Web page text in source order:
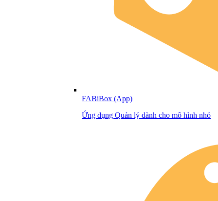
FABiBox (App)
Ứng dụng Quản lý dành cho mô hình nhỏ